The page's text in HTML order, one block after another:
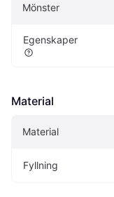
Mönster
Egenskaper
Material
Material
Fyllning